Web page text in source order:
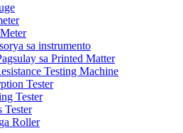
sa instrumento
sa Printed Matter
Testing Machine
Tester
Tester
Tester
Roller